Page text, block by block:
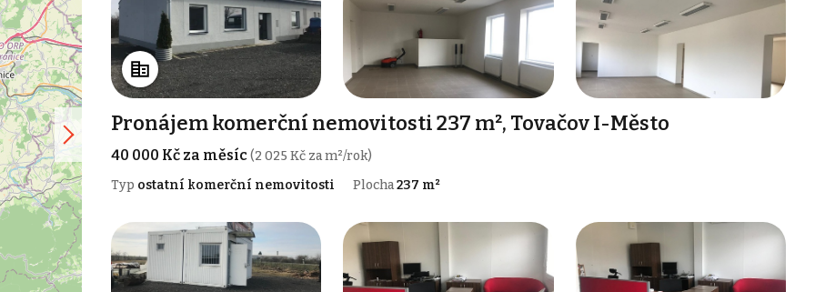
Pronájem komerční nemovitosti 237 m², Tovačov I-Město
40 000 Kč za měsíc(2 025 Kč za m²/rok)
Typ ostatní komerční nemovitosti Plocha237 m²